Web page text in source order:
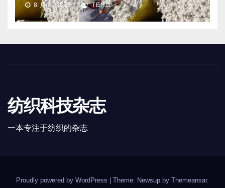
8 月 8, 2026 TENG
纺织科技杂志
一本专注于纺织的杂志
Proudly powered by WordPress | Theme: Newsup by Themeansar.